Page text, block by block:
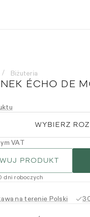
/ Biżuteria
ÉCHO DE
WYBIERZ
VAT
PRODUKT
dni roboczych
na terenie Polski